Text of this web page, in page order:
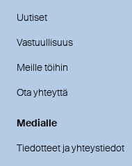
Uutiset
Vastuullisuus
Meille töihin
Ota yhteyttä
Medialle
Tiedotteet ja yhteystiedot